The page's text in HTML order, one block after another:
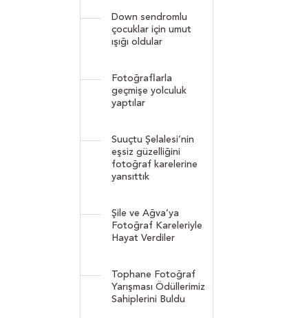
Down sendromlu
çocuklar için umut
ışığı oldular
Fotoğraflarla
geçmişe yolculuk
yaptılar
Suuçtu Şelalesi’nin
eşsiz güzelliğini
fotoğraf karelerine
yansıttık
Şile ve Ağva’ya
Fotoğraf Kareleriyle
Hayat Verdiler
Tophane Fotoğraf
Yarışması Ödüllerimiz
Sahiplerini Buldu